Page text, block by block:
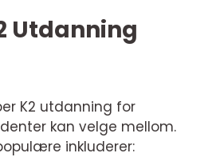
Utdanning
K2 utdanning for
kan velge mellom.
inkluderer: